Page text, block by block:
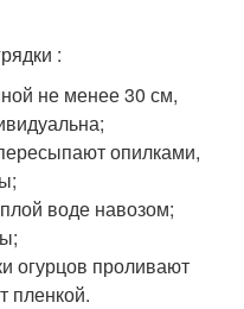
:
не менее 30 см,
опилками,
воде навозом;
огурцов проливают
пленкой.